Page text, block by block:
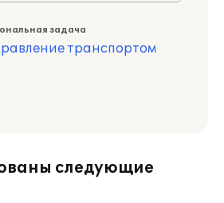
задача
транспортом
следующие